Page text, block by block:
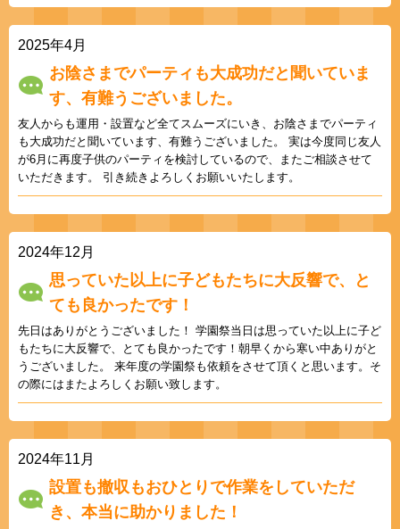
2025年4月
お陰さまでパーティも大成功だと聞いていま
す、有難うございました。
友人からも運用・設置など全てスムーズにいき、お陰さまでパーティ
も大成功だと聞いています、有難うございました。 実は今度同じ友人
が6月に再度子供のパーティを検討しているので、またご相談させて
いただきます。 引き続きよろしくお願いいたします。
2024年12月
思っていた以上に子どもたちに大反響で、と
ても良かったです！
先日はありがとうございました！ 学園祭当日は思っていた以上に子ど
もたちに大反響で、とても良かったです！朝早くから寒い中ありがと
うございました。 来年度の学園祭も依頼をさせて頂くと思います。そ
の際にはまたよろしくお願い致します。
2024年11月
設置も撤収もおひとりで作業をしていただ
き、本当に助かりました！